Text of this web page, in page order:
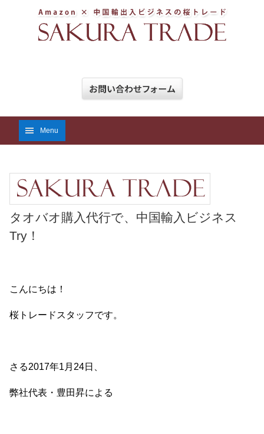
Menu
タオバオ購入代行で、中国輸入ビジネス
Try！
こんにちは！
桜トレードスタッフです。
さる2017年1月24日、
弊社代表・豊田昇による